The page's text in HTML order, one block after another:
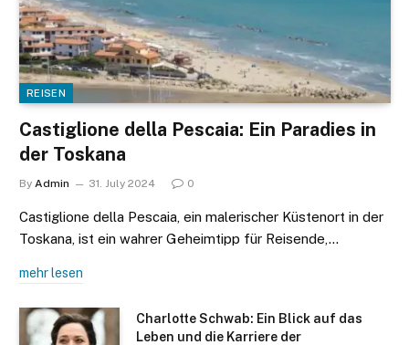
REISEN
Castiglione della Pescaia: Ein Paradies in
der Toskana
By Admin 31. July 2024 0
Castiglione della Pescaia, ein malerischer Küstenort in der
Toskana, ist ein wahrer Geheimtipp für Reisende,…
mehr lesen
Charlotte Schwab: Ein Blick auf das
Leben und die Karriere der